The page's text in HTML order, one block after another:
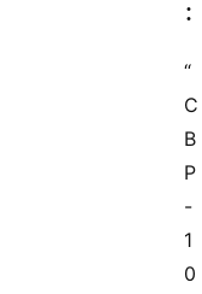
：
“
C
B
P
-
1
0